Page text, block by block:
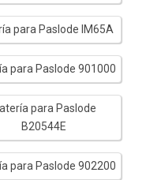
para Paslode IM65A
para Paslode 901000
para Paslode
B20544E
para Paslode 902200